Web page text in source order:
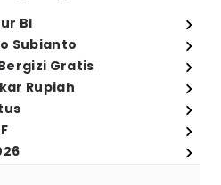
BI
Subianto
Gratis
Rupiah